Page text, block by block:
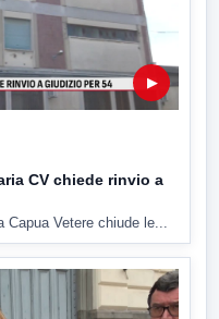
▶
CV chiede rinvio a
Capua Vetere chiude le...